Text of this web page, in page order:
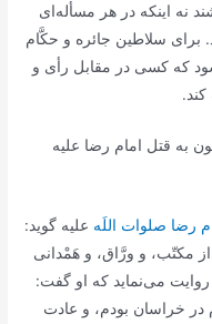
نه‌ اینكه‌ در هر مسأله‌ای‌
برای‌ سلاطین‌ جائره‌ و حكَّام‌
كه‌ كسی‌ در مقابل‌ رأی‌ و
به‌ قتل‌ امام‌ رضا علیه‌
رضا صلوات‌ اللَه‌ علیه‌ گوید:
از مكتّب‌، و ورَّاق‌، و هَمْدانی‌
می‌نماید كه‌ او گفت‌:
در خراسان‌ بودم‌، و عادت‌